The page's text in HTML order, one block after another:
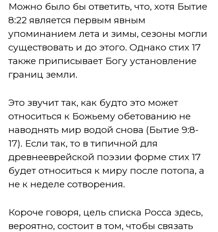
Можно было бы ответить, что, хотя Бытие
8:22 является первым явным
упоминанием лета и зимы, сезоны могли
существовать и до этого. Однако стих 17
также приписывает Богу установление
границ земли.
Это звучит так, как будто это может
относиться к Божьему обетованию не
наводнять мир водой снова (Бытие 9:8-
17). Если так, то в типичной для
древнееврейской поэзии форме стих 17
будет относиться к миру после потопа, а
не к неделе сотворения.
Короче говоря, цель списка Росса здесь,
вероятно, состоит в том, чтобы связать